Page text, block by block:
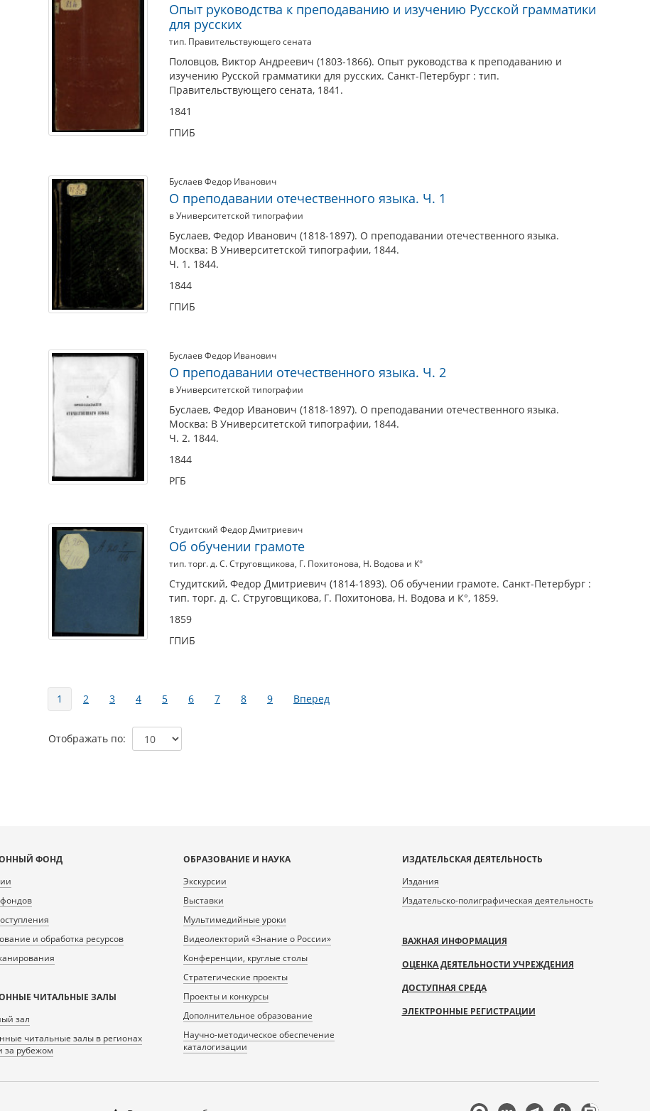
Опыт руководства к преподаванию и изучению Русской грамматики
для русских
тип. Правительствующего сената
Половцов, Виктор Андреевич (1803-1866). Опыт руководства к преподаванию и
изучению Русской грамматики для русских. Санкт-Петербург : тип.
Правительствующего сената, 1841.
1841
ГПИБ
Буслаев Федор Иванович
О преподавании отечественного языка. Ч. 1
в Университетской типографии
Буслаев, Федор Иванович (1818-1897). О преподавании отечественного языка.
Москва: В Университетской типографии, 1844.
Ч. 1. 1844.
1844
ГПИБ
Буслаев Федор Иванович
О преподавании отечественного языка. Ч. 2
в Университетской типографии
Буслаев, Федор Иванович (1818-1897). О преподавании отечественного языка.
Москва: В Университетской типографии, 1844.
Ч. 2. 1844.
1844
РГБ
Студитский Федор Дмитриевич
Об обучении грамоте
тип. торг. д. С. Струговщикова, Г. Похитонова, Н. Водова и К°
Студитский, Федор Дмитриевич (1814-1893). Об обучении грамоте. Санкт-Петербург :
тип. торг. д. С. Струговщикова, Г. Похитонова, Н. Водова и К°, 1859.
1859
ГПИБ
Страницы
1 2 3 4 5 6 7 8 9 Вперед
Отображать по
ФОНД
и обработка ресурсов
ЧИТАЛЬНЫЕ ЗАЛЫ
зал
читальные залы в регионах
за рубежом
ОБРАЗОВАНИЕ И НАУКА
Экскурсии
Выставки
Мультимедийные уроки
Видеолекторий «Знание о России»
Конференции, круглые столы
Стратегические проекты
Проекты и конкурсы
Дополнительное образование
Научно-методическое обеспечение
каталогизации
ИЗДАТЕЛЬСКАЯ ДЕЯТЕЛЬНОСТЬ
Издания
Издательско-полиграфическая деятельность
ВАЖНАЯ ИНФОРМАЦИЯ
ОЦЕНКА ДЕЯТЕЛЬНОСТИ УЧРЕЖДЕНИЯ
ДОСТУПНАЯ СРЕДА
ЭЛЕКТРОННЫЕ РЕГИСТРАЦИИ